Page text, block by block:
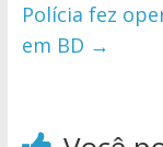
Polícia fez
em BD →